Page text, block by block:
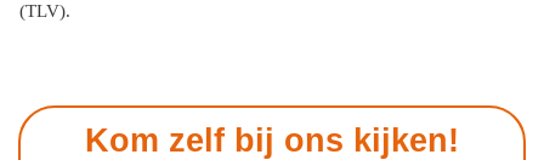
(TLV).
Kom zelf bij ons kijken!